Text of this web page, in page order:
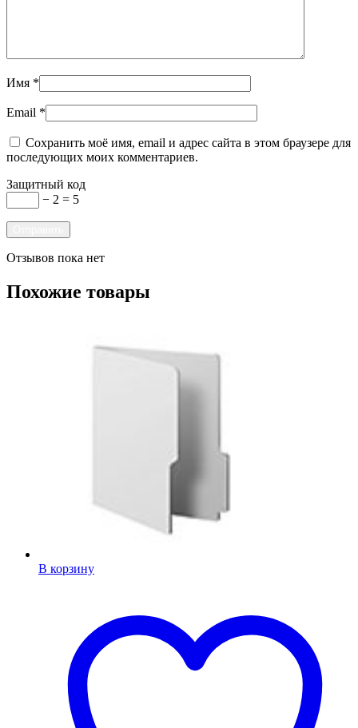
Имя *
Email *
Сохранить моё имя, email и адрес сайта в этом браузере для
последующих моих комментариев.
Защитный код
− 2 = 5
Отзывов пока нет
Похожие товары
В корзину